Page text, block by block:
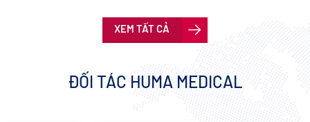
kết hợp với phương pháp
khác.
XEM TẤT CẢ
ĐỐI TÁC HUMA MEDICAL